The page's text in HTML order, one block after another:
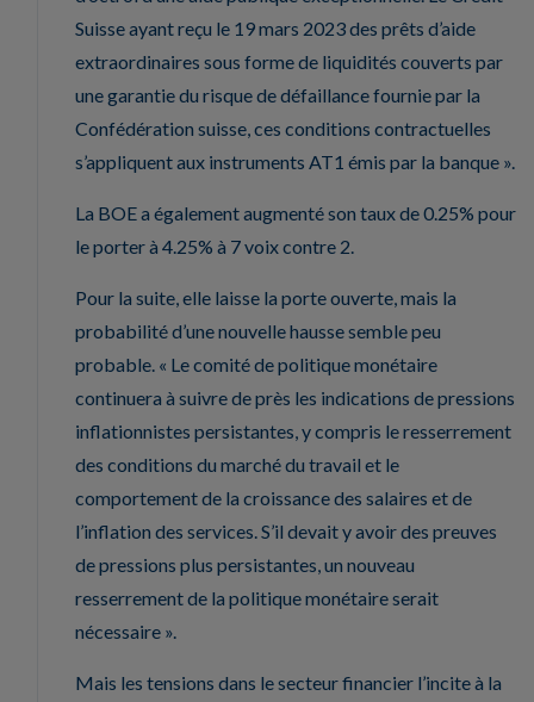
Suisse ayant reçu le 19 mars 2023 des prêts d’aide
extraordinaires sous forme de liquidités couverts par
une garantie du risque de défaillance fournie par la
Confédération suisse, ces conditions contractuelles
s’appliquent aux instruments AT1 émis par la banque ».
La BOE a également augmenté son taux de 0.25% pour
le porter à 4.25% à 7 voix contre 2.
Pour la suite, elle laisse la porte ouverte, mais la
probabilité d’une nouvelle hausse semble peu
probable. « Le comité de politique monétaire
continuera à suivre de près les indications de pressions
inflationnistes persistantes, y compris le resserrement
des conditions du marché du travail et le
comportement de la croissance des salaires et de
l’inflation des services. S’il devait y avoir des preuves
de pressions plus persistantes, un nouveau
resserrement de la politique monétaire serait
nécessaire ».
Mais les tensions dans le secteur financier l’incite à la